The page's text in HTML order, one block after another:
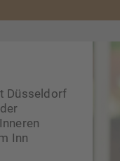
Düsseldorf
Inn